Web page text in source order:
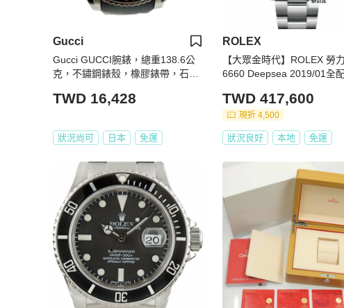
Gucci
Gucci GUCCI腕錶，總重138.6公
克，不鏽鋼錶殼，橡膠錶帶，石英
6204B
TWD 16,428
狀況尚可 日本 免運
ROLEX
【大眾金時代】ROLEX 勞
6660 Deepsea 2019/01全配
4mm 大眾金時代G220
TWD 417,600
現折 4,500
狀況良好 本地 免運